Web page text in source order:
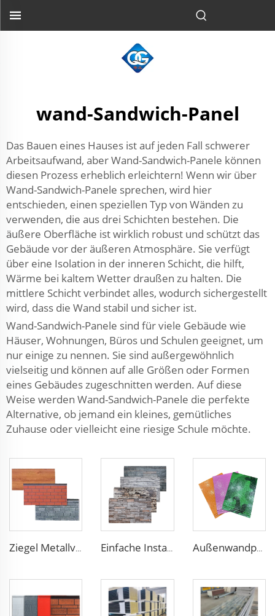
wand-Sandwich-Panel
Das Bauen eines Hauses ist auf jeden Fall schwerer
Arbeitsaufwand, aber Wand-Sandwich-Panele können
diesen Prozess erheblich erleichtern! Wenn wir über
Wand-Sandwich-Panele sprechen, wird hier
entschieden, einen speziellen Typ von Wänden zu
verwenden, die aus drei Schichten bestehen. Die
äußere Oberfläche ist wirklich robust und schützt das
Gebäude vor der äußeren Atmosphäre. Sie verfügt
über eine Isolation in der inneren Schicht, die hilft,
Wärme bei kaltem Wetter draußen zu halten. Die
mittlere Schicht verbindet alles, wodurch sichergestellt
wird, dass die Wand stabil und sicher ist.
Wand-Sandwich-Panele sind für viele Gebäude wie
Häuser, Wohnungen, Büros und Schulen geeignet, um
nur einige zu nennen. Sie sind außergewöhnlich
vielseitig und können auf alle Größen oder Formen
eines Gebäudes zugeschnitten werden. Auf diese
Weise werden Wand-Sandwich-Panele die perfekte
Alternative, ob jemand ein kleines, gemütliches
Zuhause oder vielleicht eine riesige Schule möchte.
Ziegel Metallverkleidung Außenwand-Sandwich-Panel Vorfabriziertes Haus Polyurethan-Sandwich-Panel Außenwandpaneel Einfache Installation strukturelle Isolierpaneel dekoratives Metallpaneel Wand Hausbaustoffe Außenwandpanele mit hoher Dichte, Polyurethan- Metall- geschnitzte Platten Sandwichpanel p